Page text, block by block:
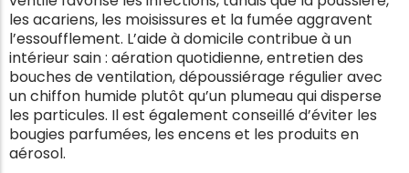
les acariens, les moisissures et la fumée aggravent
l’essoufflement. L’aide à domicile contribue à un
intérieur sain : aération quotidienne, entretien des
bouches de ventilation, dépoussiérage régulier avec
un chiffon humide plutôt qu’un plumeau qui disperse
les particules. Il est également conseillé d’éviter les
bougies parfumées, les encens et les produits en
aérosol.